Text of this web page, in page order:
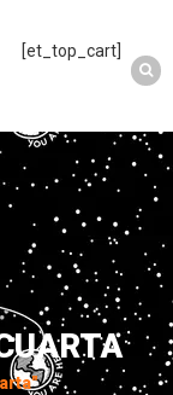
[et_top_cart]